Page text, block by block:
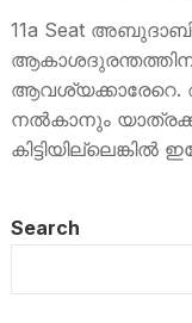
11a Seat
ആകാശദുരന്തത്തിനു
ആവശ്യക്കാരേറെ.
നൽകാനും
കിട്ടിയില്ലെങ്കിൽ
Search